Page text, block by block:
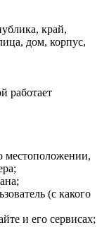
край,
дом, корпус,
работает
местоположении,
(с какого
и его сервисах;